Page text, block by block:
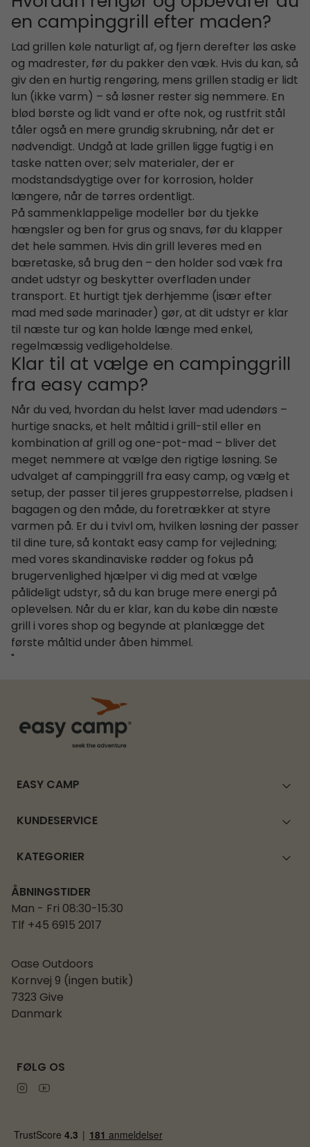
en campinggrill efter maden?
Lad grillen køle naturligt af, og fjern derefter løs aske
og madrester, før du pakker den væk. Hvis du kan, så
giv den en hurtig rengøring, mens grillen stadig er lidt
lun (ikke varm) – så løsner rester sig nemmere. En
blød børste og lidt vand er ofte nok, og rustfrit stål
tåler også en mere grundig skrubning, når det er
nødvendigt. Undgå at lade grillen ligge fugtig i en
taske natten over; selv materialer, der er
modstandsdygtige over for korrosion, holder
længere, når de tørres ordentligt.
På sammenklappelige modeller bør du tjekke
hængsler og ben for grus og snavs, før du klapper
det hele sammen. Hvis din grill leveres med en
bæretaske, så brug den – den holder sod væk fra
andet udstyr og beskytter overfladen under
transport. Et hurtigt tjek derhjemme (især efter
mad med søde marinader) gør, at dit udstyr er klar
til næste tur og kan holde længe med enkel,
regelmæssig vedligeholdelse.
Klar til at vælge en campinggrill
fra easy camp?
Når du ved, hvordan du helst laver mad udendørs –
hurtige snacks, et helt måltid i grill-stil eller en
kombination af grill og one-pot-mad – bliver det
meget nemmere at vælge den rigtige løsning. Se
udvalget af campinggrill fra easy camp, og vælg et
setup, der passer til jeres gruppestørrelse, pladsen i
bagagen og den måde, du foretrækker at styre
varmen på. Er du i tvivl om, hvilken løsning der passer
til dine ture, så kontakt easy camp for vejledning;
med vores skandinaviske rødder og fokus på
brugervenlighed hjælper vi dig med at vælge
pålideligt udstyr, så du kan bruge mere energi på
oplevelsen. Når du er klar, kan du købe din næste
grill i vores shop og begynde at planlægge det
første måltid under åben himmel.
"
EASY CAMP
KUNDESERVICE
KATEGORIER
ÅBNINGSTIDER
Man - Fri 08:30-15:30
Tlf +45 6915 2017
Oase Outdoors
Kornvej 9 (ingen butik)
7323 Give
Danmark
FØLG OS
Instagram
Youtube